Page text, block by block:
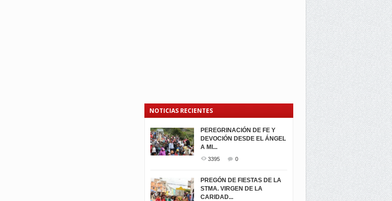
NOTICIAS RECIENTES
PEREGRINACIÓN DE FE Y
DEVOCIÓN DESDE EL ÁNGEL
A MI...
3395 0
PREGÓN DE FIESTAS DE LA
STMA. VIRGEN DE LA
CARIDAD...